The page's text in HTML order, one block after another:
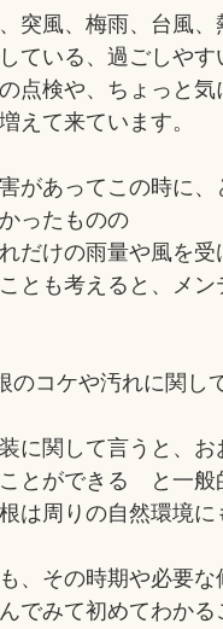
突風、梅雨、台風
ている、過ごしやす
点検や、ちょっと
えて来ています。
があってこの時に
ったものの
だけの雨量や風を
とも考えると、メ
のコケや汚れに関し
に関して言うと、
とができる と一般
は周りの自然環境
、その時期や必要な
でみて初めてわか